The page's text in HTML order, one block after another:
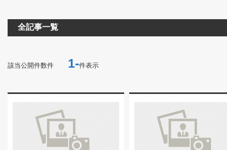
全記事一覧
該当公開件数件 1-件表示